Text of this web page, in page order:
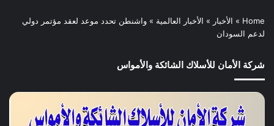
Home
» الأخبار » الأخبار العالمية » واشنطن تحدد موعد لعقد مؤتمر دولي
لدعم السودان
شركة الأمان للأسلاك الشائكة والأمواس